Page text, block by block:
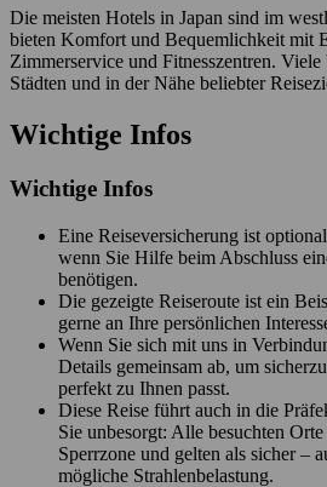
Die meisten Hotels in Japan sind im
bieten Komfort und Bequemlichkeit mit
Zimmerservice und Fitnesszentren.
Städten und in der Nähe beliebter
Wichtige Infos
Wichtige Infos
Eine Reiseversicherung ist
wenn Sie Hilfe beim Abschluss
benötigen.
Die gezeigte Reiseroute ist ein
gerne an Ihre persönlichen
Wenn Sie sich mit uns in
Details gemeinsam ab, um
perfekt zu Ihnen passt.
Diese Reise führt auch in die
Sie unbesorgt: Alle besuchten
Sperrzone und gelten als sicher –
mögliche Strahlenbelastung.